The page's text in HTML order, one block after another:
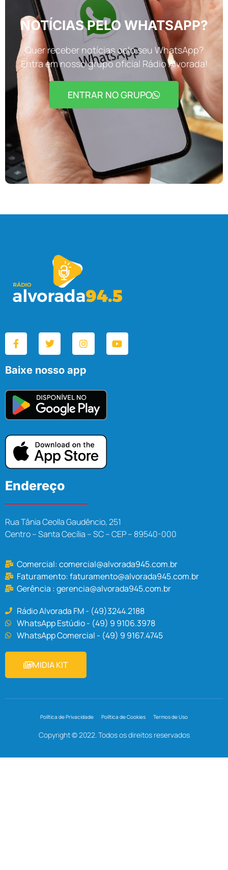
NOTÍCIAS PELO WHATSAPP?
Quer receber notícias pelo seu WhatsApp?
Entra em nosso grupo oficial Rádio Alvorada!
ENTRAR NO GRUPO
Baixe nosso app
Endereço
Rua Tânia Ceolla Gaudêncio, 251
Centro – Santa Cecília – SC – CEP – 89540-000
Comercial:comercial@alvorada945.com.br
Faturamento:faturamento@alvorada945.com.br
Gerência :gerencia@alvorada945.com.br
Rádio Alvorada FM - (49)3244.2188
WhatsApp Estúdio - (49) 9 9106.3978
WhatsApp Comercial - (49) 9 9167.4745
MIDIA KIT
Política de Privacidade Política de Cookies Termos de Uso
Copyright © 2022. Todos os direitos reservados